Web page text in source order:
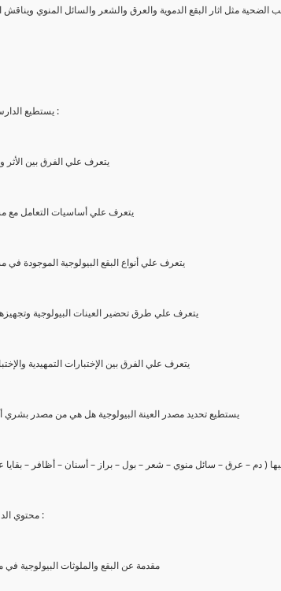
الضحية مثل اثار البقع الدموية والعرق والشعر والسائل المنوي ويناقش
يستطيع الدارس لهذه الدورة أن :
(1) يتعرف علي الفرق بين الأثر
(2) يتعرف علي أساسيات التعامل مع
(3) يتعرف علي أنواع البقع البيولوجية الموجودة
(4) يتعرف علي طرق تحضير العينات البيولوجية
(5) يتعرف علي الفرق بين الإختبارات التمهيدية
(6) يستطيع تحديد مصدر العينة البيولوجية هل هي من مصدر بشري
صاحبها ( دم – عرق – سائل منوي – شعر – بول – براز – أسنان – أظافر –
محتوي الدورة والمحاضرات :
1- مقدمة عن البقع والملوثات البيولوجية